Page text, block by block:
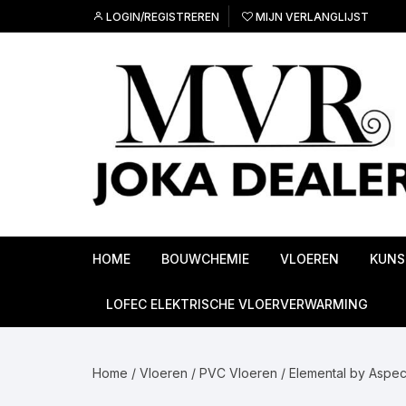
naar
LOGIN/REGISTREREN MIJN VERLANGLIJST
HOME BOUWCHEMIE VLOEREN
Ondervloeren
LOFEC ELEKTRISCHE VLOERVERWARMING
Home / Vloeren / PVC Vloeren / Elemental by